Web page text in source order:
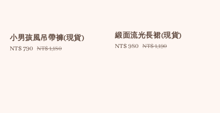
小男孩風吊帶褲(現貨)
Sale
NT$ 790 Regular
NT$ 1,180
緞面流光長裙(現貨)
Sale
NT$ 980 Regular
NT$ 1,190